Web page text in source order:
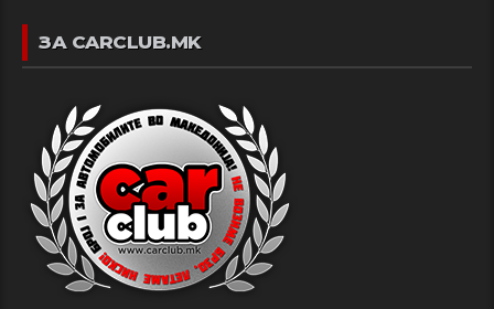
ЗА CARCLUB.MK